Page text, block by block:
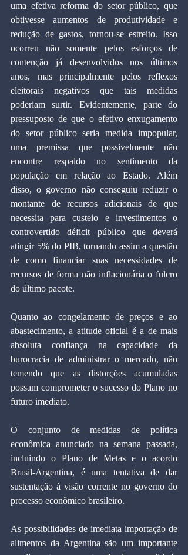
uma efetiva reforma do setor público, que
obtivesse aumentos de produtividade e
redução de gastos, tornou-se estreito. Isso
ocorreu não somente pelos esforços de
contenção já desenvolvidos nos últimos
anos, mas principalmente pelos reflexos
eleitorais negativos que tais medidas
poderiam surtir. Evidentemente, parte do
pressuposto de que o efetivo enxugamento
do setor público seria medida impopular,
uma premissa que possivelmente não
encontre respaldo no sentimento da
população em relação ao Estado. Além
disso, o governo não conseguiu reduzir o
montante de recursos adicionais de que
necessita para custeio e investimentos o
controvertido déficit público que deverá
atingir 5% do PIB, tornando assim a questão
de como financiar suas necessidades de
recursos de forma não inflacionária o fulcro
do último pacote.
Quanto ao congelamento de preços e ao
abastecimento, a atitude oficial é a de mais
absoluta confiança na capacidade da
burocracia de administrar o mercado, não
temendo que as distorções acumuladas
possam comprometer o sucesso do Plano no
futuro imediato.
O conjunto de medidas de política
econômica anunciado na semana passada,
incluindo o Plano de Metas e o acordo
Brasil-Argentina, é uma tentativa de dar
sustentação à visão corrente no governo do
processo econômico brasileiro.
As possibilidades de imediata importação de
alimentos da Argentina são um importante